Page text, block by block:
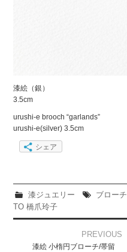
漆絵（銀）
3.5cm
urushi-e brooch “garlands”
urushi-e(silver) 3.5cm
シェア
漆ジュエリー ブローチ
TO 橋爪玲子
navigation
PREVIOUS
漆絵 小楕円ブローチ/帯留